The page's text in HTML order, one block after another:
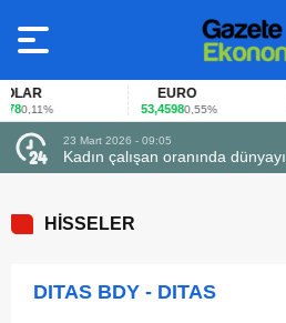
0,11%
EURO
53,45980,55%
23 Mart 2026 - 09:05
Kadın çalışan oranında
HİSSELER
DITAS BDY - DITAS